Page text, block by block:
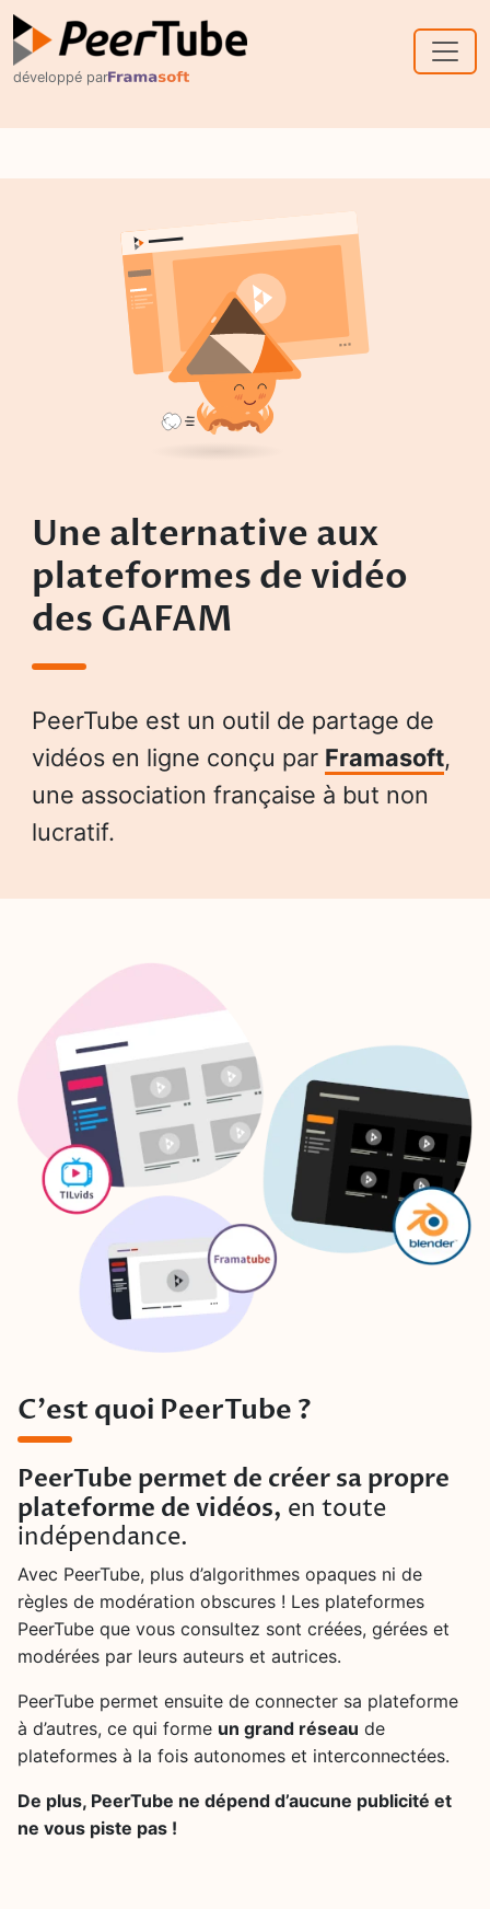
développé par
Une alternative aux
plateformes de vidéo
des GAFAM
PeerTube est un outil de partage de
vidéos en ligne conçu par Framasoft,
une association française à but non
lucratif.
C'est quoi PeerTube ?
PeerTube permet de créer sa propre
plateforme de vidéos, en toute
indépendance.
Avec PeerTube, plus d’algorithmes opaques ni de
règles de modération obscures ! Les plateformes
PeerTube que vous consultez sont créées, gérées et
modérées par leurs auteurs et autrices.
PeerTube permet ensuite de connecter sa plateforme
à d’autres, ce qui forme un grand réseau de
plateformes à la fois autonomes et interconnectées.
De plus, PeerTube ne dépend d’aucune publicité et
ne vous piste pas !